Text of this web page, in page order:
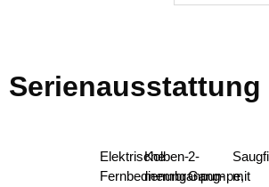
Serienausstattung
Elektrische
Fernbedienung
Kolben-
membranpumpe,
2-
Gang- mit